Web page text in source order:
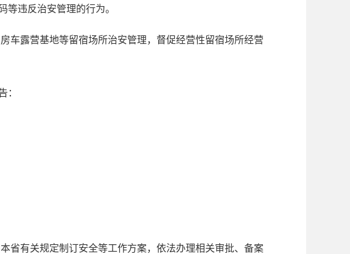
违反治安管理的行为。
车露营基地等留宿场所治安管理，督促经营性留宿场所经营
：
省有关规定制订安全等工作方案，依法办理相关审批、备案